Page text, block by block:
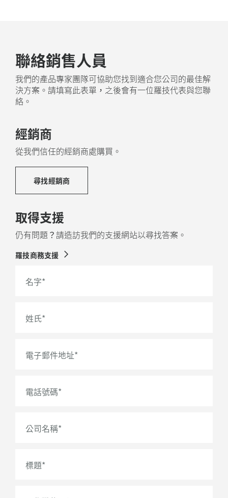
聯絡銷售人員
我們的產品專家團隊可協助您找到適合您公司的最佳解
決方案。請填寫此表單，之後會有一位羅技代表與您聯
絡。
經銷商
從我們信任的經銷商處購買。
尋找經銷商
取得支援
仍有問題？請造訪我們的支援網站以尋找答案。
羅技商務支援
名字*
姓氏*
電子郵件地址*
電話號碼*
公司名稱*
標題*